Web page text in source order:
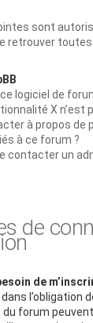
sont
retrouver
logiciel de
X n’est
à propos de
à ce forum ?
contacter un
de
de
l’obligation
forum